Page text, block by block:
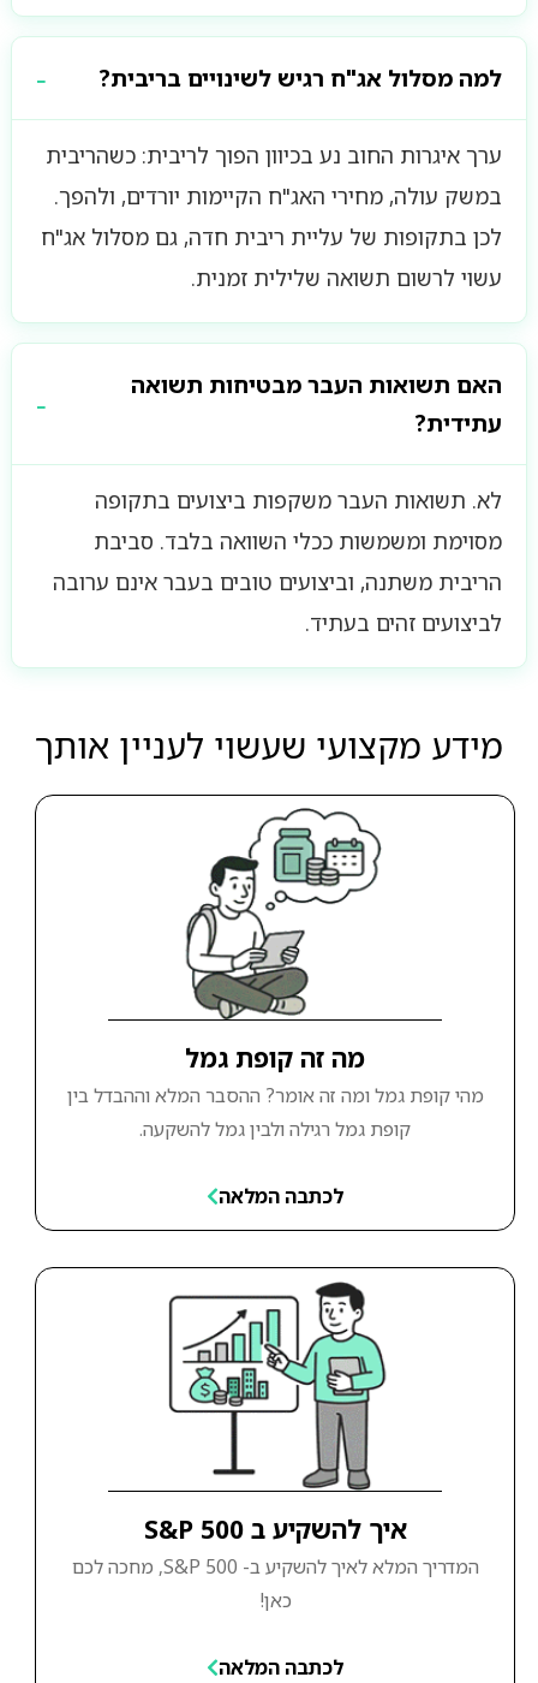
למה מסלול אג"ח רגיש לשינויים בריבית?
ערך איגרות החוב נע בכיוון הפוך לריבית: כשהריבית
במשק עולה, מחירי האג"ח הקיימות יורדים, ולהפך.
לכן בתקופות של עליית ריבית חדה, גם מסלול אג"ח
עשוי לרשום תשואה שלילית זמנית.
האם תשואות העבר מבטיחות תשואה
עתידית?
לא. תשואות העבר משקפות ביצועים בתקופה
מסוימת ומשמשות ככלי השוואה בלבד. סביבת
הריבית משתנה, וביצועים טובים בעבר אינם ערובה
לביצועים זהים בעתיד.
מידע מקצועי שעשוי לעניין אותך
מה זה קופת גמל
מהי קופת גמל ומה זה אומר? ההסבר המלא וההבדל בין
קופת גמל רגילה ולבין גמל להשקעה.
לכתבה המלאה
איך להשקיע ב S&P 500
המדריך המלא לאיך להשקיע ב- S&P 500, מחכה לכם
כאן!
לכתבה המלאה